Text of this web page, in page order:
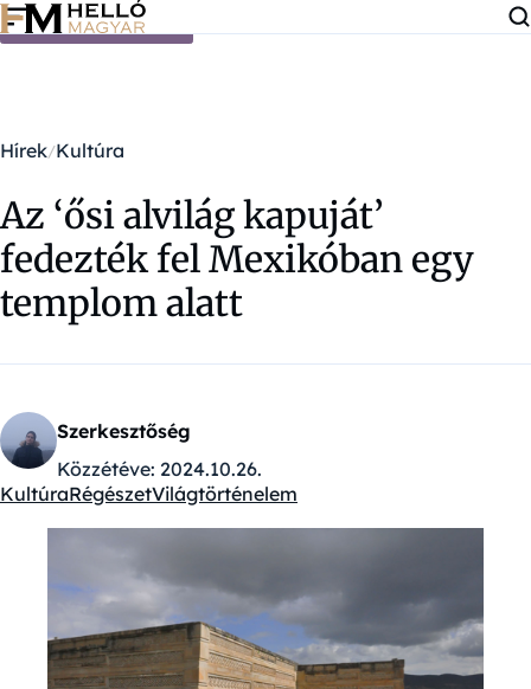
Ugrás a tartalomra
Hírek Kultúra
Az ‘ősi alvilág kapuját’
fedezték fel Mexikóban egy
templom alatt
Szerkesztőség
Közzétéve: 2024.10.26.
Kategóriák:
KultúraRégészetVilágtörténelem